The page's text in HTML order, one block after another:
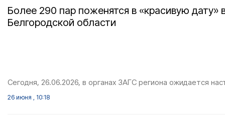
Более 290 пар поженятся в «красивую дату»
Белгородской области
Сегодня, 26.06.2026, в органах ЗАГС региона ожидается
26 июня , 10:18